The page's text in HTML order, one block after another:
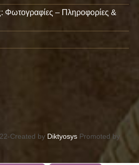
Φωτογραφίες – Πληροφορίες &
Created by Diktyosys Promoted by